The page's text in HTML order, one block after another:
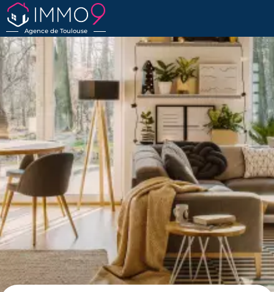
Agence de Toulouse